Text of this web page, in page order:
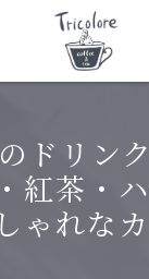
ドリン
紅茶・
ゃれな